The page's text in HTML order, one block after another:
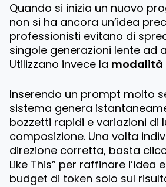
Quando si inizia un nuovo
non si ha ancora un’idea
professionisti evitano di
singole generazioni lente ad
Utilizzano invece la modalità
Inserendo un prompt molto
sistema genera
bozzetti rapidi e variazioni di
composizione. Una volta
direzione corretta, basta
Like This” per raffinare l’idea
budget di token solo sul